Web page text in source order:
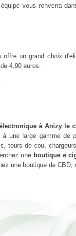
vous renverra
un grand choix
4,90 euros.
à Anizy le
une large gamme de
tours de cou,
une boutique e
une boutique de CBD,